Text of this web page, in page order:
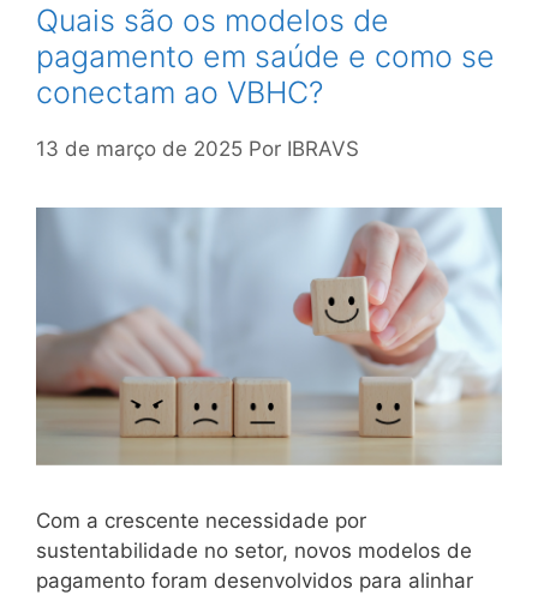
Quais são os modelos de
pagamento em saúde e como se
conectam ao VBHC?
13 de março de 2025 Por IBRAVS
Com a crescente necessidade por
sustentabilidade no setor, novos modelos de
pagamento foram desenvolvidos para alinhar